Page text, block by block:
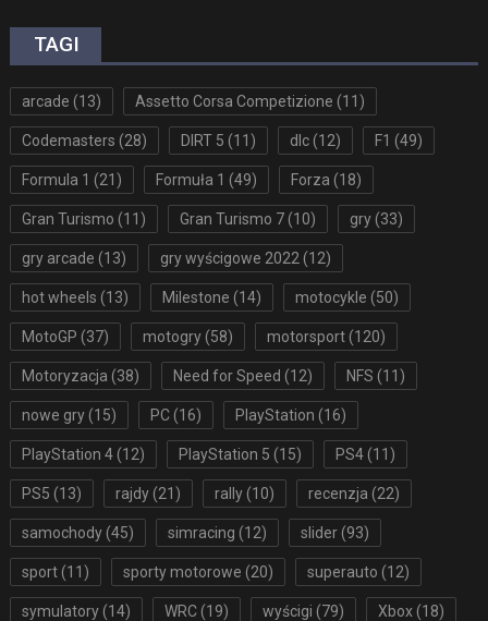
TAGI
arcade (13) Assetto Corsa Competizione (11)
Codemasters (28) DIRT 5 (11) dlc(12) F1 (49)
Formula 1 (21) Formuła 1 (49) Forza (18)
Gran Turismo (11) Gran Turismo 7(10) gry(33)
gry arcade (13) gry wyścigowe 2022 (12)
hot wheels (13) Milestone (14) motocykle (50)
MotoGP (37) motogry(58) motorsport(120)
Motoryzacja (38) Need for Speed (12) NFS (11)
nowe gry(15) PC (16) PlayStation (16)
PlayStation 4(12) PlayStation 5 (15) PS4(11)
PS5 (13) rajdy(21) rally(10) recenzja (22)
samochody(45) simracing (12) slider(93)
sport(11) sporty motorowe (20) superauto (12)
symulatory(14) WRC (19) wyścigi (79) Xbox(18)